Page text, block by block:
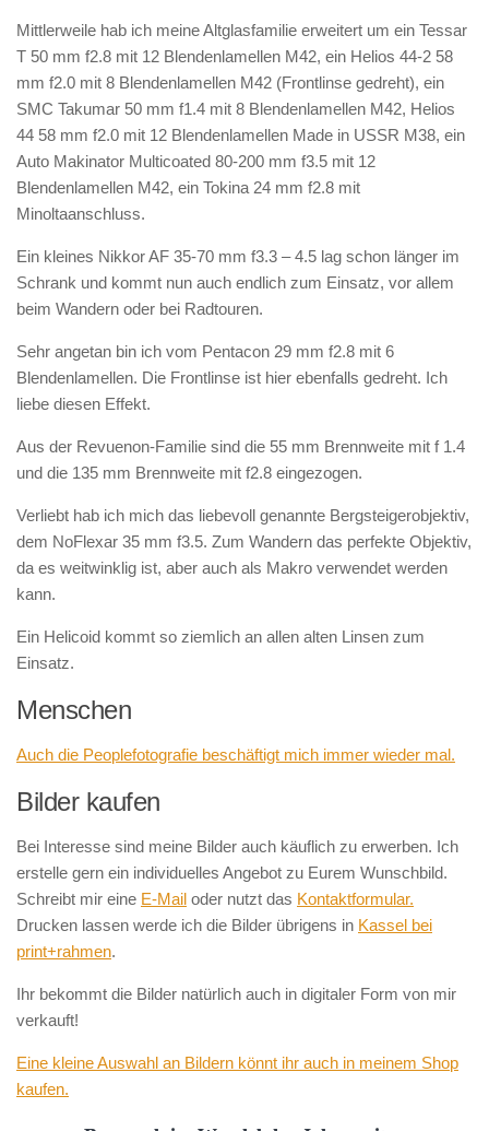
Mittlerweile hab ich meine Altglasfamilie erweitert um ein Tessar
T 50 mm f2.8 mit 12 Blendenlamellen M42, ein Helios 44-2 58
mm f2.0 mit 8 Blendenlamellen M42 (Frontlinse gedreht), ein
SMC Takumar 50 mm f1.4 mit 8 Blendenlamellen M42, Helios
44 58 mm f2.0 mit 12 Blendenlamellen Made in USSR M38, ein
Auto Makinator Multicoated 80-200 mm f3.5 mit 12
Blendenlamellen M42, ein Tokina 24 mm f2.8 mit
Minoltaanschluss.
Ein kleines Nikkor AF 35-70 mm f3.3 – 4.5 lag schon länger im
Schrank und kommt nun auch endlich zum Einsatz, vor allem
beim Wandern oder bei Radtouren.
Sehr angetan bin ich vom Pentacon 29 mm f2.8 mit 6
Blendenlamellen. Die Frontlinse ist hier ebenfalls gedreht. Ich
liebe diesen Effekt.
Aus der Revuenon-Familie sind die 55 mm Brennweite mit f 1.4
und die 135 mm Brennweite mit f2.8 eingezogen.
Verliebt hab ich mich das liebevoll genannte Bergsteigerobjektiv,
dem NoFlexar 35 mm f3.5. Zum Wandern das perfekte Objektiv,
da es weitwinklig ist, aber auch als Makro verwendet werden
kann.
Ein Helicoid kommt so ziemlich an allen alten Linsen zum
Einsatz.
Menschen
Auch die Peoplefotografie beschäftigt mich immer wieder mal.
Bilder kaufen
Bei Interesse sind meine Bilder auch käuflich zu erwerben. Ich
erstelle gern ein individuelles Angebot zu Eurem Wunschbild.
Schreibt mir eine E-Mail oder nutzt das Kontaktformular.
Drucken lassen werde ich die Bilder übrigens in Kassel bei
print+rahmen.
Ihr bekommt die Bilder natürlich auch in digitaler Form von mir
verkauft!
Eine kleine Auswahl an Bildern könnt ihr auch in meinem Shop
kaufen.